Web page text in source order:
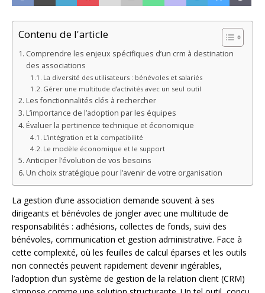
Contenu de l'article
Comprendre les enjeux spécifiques d’un crm à destination
des associations
La diversité des utilisateurs : bénévoles et salariés
Gérer une multitude d’activités avec un seul outil
Les fonctionnalités clés à rechercher
L’importance de l’adoption par les équipes
Évaluer la pertinence technique et économique
L’intégration et la compatibilité
Le modèle économique et le support
Anticiper l’évolution de vos besoins
Un choix stratégique pour l’avenir de votre organisation
La gestion d’une association demande souvent à ses
dirigeants et bénévoles de jongler avec une multitude de
responsabilités : adhésions, collectes de fonds, suivi des
bénévoles, communication et gestion administrative. Face à
cette complexité, où les feuilles de calcul éparses et les outils
non connectés peuvent rapidement devenir ingérables,
l’adoption d’un système de gestion de la relation client (CRM)